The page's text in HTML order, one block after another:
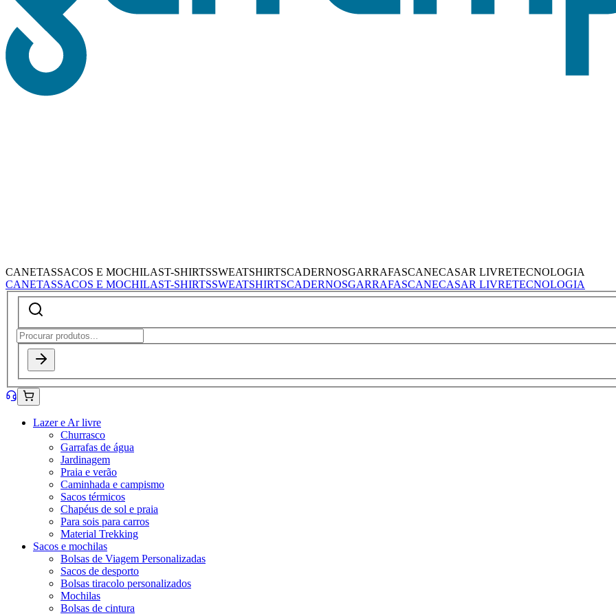
CANETASSACOS E MOCHILAST-SHIRTSSWEATSHIRTSCADERNOSGARRAFASCANECASAR LIVRETECNOLOGIA
CANETASSACOS E MOCHILAST-SHIRTSSWEATSHIRTSCADERNOSGARRAFASCANECASAR LIVRETECNOLOGIA
Lazer e Ar livre
Churrasco
Garrafas de água
Jardinagem
Praia e verão
Caminhada e campismo
Sacos térmicos
Chapéus de sol e praia
Para sois para carros
Material Trekking
Sacos e mochilas
Bolsas de Viagem Personalizadas
Sacos de desporto
Bolsas tiracolo personalizados
Mochilas
Bolsas de cintura